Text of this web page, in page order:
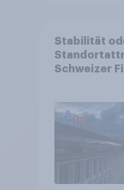
Stabilität
Schweizer
von